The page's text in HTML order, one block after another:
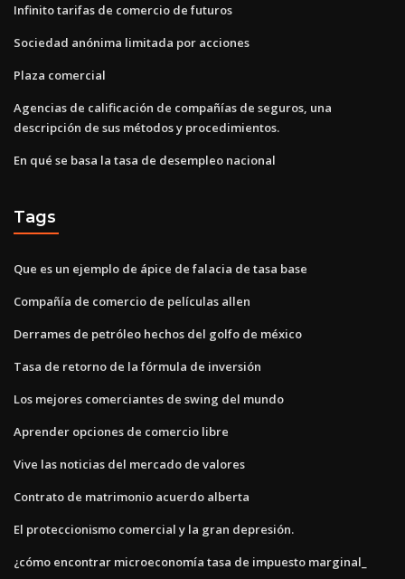
Infinito tarifas de comercio de futuros
Sociedad anónima limitada por acciones
Plaza comercial
Agencias de calificación de compañías de seguros, una
descripción de sus métodos y procedimientos.
En qué se basa la tasa de desempleo nacional
Tags
Que es un ejemplo de ápice de falacia de tasa base
Compañía de comercio de películas allen
Derrames de petróleo hechos del golfo de méxico
Tasa de retorno de la fórmula de inversión
Los mejores comerciantes de swing del mundo
Aprender opciones de comercio libre
Vive las noticias del mercado de valores
Contrato de matrimonio acuerdo alberta
El proteccionismo comercial y la gran depresión.
¿cómo encontrar microeconomía tasa de impuesto marginal_